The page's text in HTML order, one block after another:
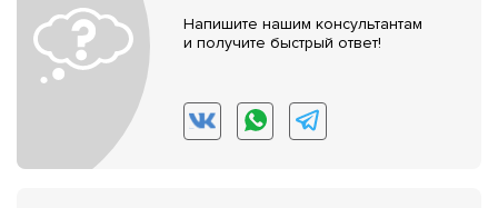
Напишите нашим консультантам
и получите быстрый ответ!